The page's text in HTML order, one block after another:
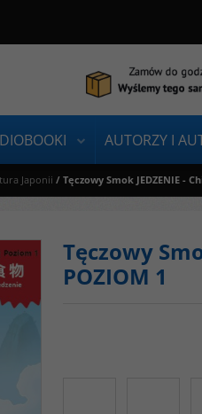
AUTORZY I
Japonii / Tęczowy Smok JEDZENIE -
Tęczowy
POZIOM 1